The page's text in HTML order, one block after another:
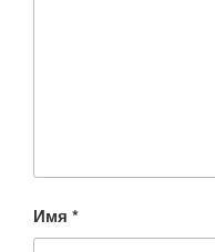
Имя *